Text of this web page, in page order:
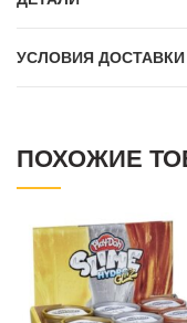
УСЛОВИЯ ДОСТАВКИ
ПОХОЖИЕ